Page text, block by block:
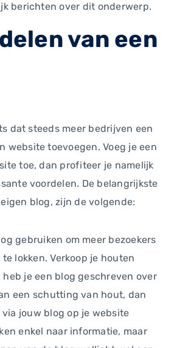
berichten over dit onderwerp.
van een
dat steeds meer bedrijven een
website toevoegen. Voeg je een
toe, dan profiteer je namelijk
voordelen. De belangrijkste
blog, zijn de volgende:
gebruiken om meer bezoekers
lokken. Verkoop je houten
je een blog geschreven over
een schutting van hout, dan
via jouw blog op je website
enkel naar informatie, maar